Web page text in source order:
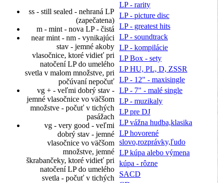
ss - still sealed - nehraná LP
(zapečatena)
m - mint - nova LP - čistá
near mint - nm - vynikajúci
stav - jemné akoby
vlasočnice, ktoré vidieť pri
natočení LP do umelého
svetla v malom množstve, pri
počúvaní nepočuť
vg + - veľmi dobrý stav -
jemné vlasočnice vo väčšom
množstve - počuť v tichých
pasážach
vg - very good - veľmi
dobrý stav - jemné
vlasočnice vo väčšom
množstve, jemné
škrabančeky, ktoré vidieť pri
natočení LP do umelého
svetla - počuť v tichých
LP - rarity
LP - picture disc
LP - greatest hits
LP - soundtrack
LP - kompilácie
LP Box - sety
LP HU, PL, D, ZSSR
LP - 12" - maxisingle
LP - 7" - malé single
LP - muzikaly
LP pre DJ
LP vážna hudba,klasika
LP hovorené
slovo,rozprávky,ľudo
LP kúpa alebo výmena
kúpa - rôzne
SACD